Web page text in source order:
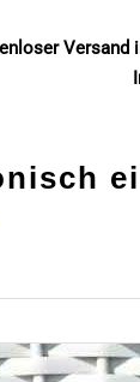
Versand